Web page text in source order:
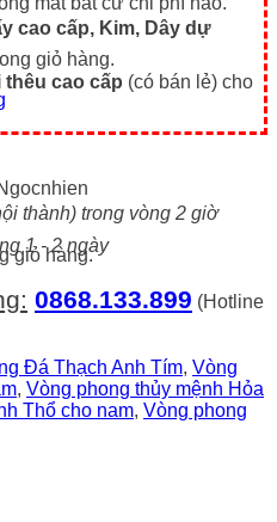
giỏ hàng.
giỏ hàng.
cao cấp, Kim, Dây dự
cao cấp (có bán lẻ) cho
thành) trong vòng 2 giờ
1 - 2 ngày
0868.133.899 (Hotline
Đá Thạch Anh Tím, Vòng
, Vòng phong thủy mệnh Hỏa
Thổ cho nam, Vòng phong